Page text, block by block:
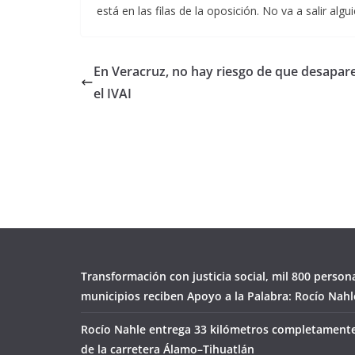
está en las filas de la oposición. No va a salir
En Veracruz, no hay riesgo de que
el IVAI
Transformación con justicia social, mil 800
municipios reciben Apoyo a la Palabra: Rocío
Rocío Nahle entrega 33 kilómetros
de la carretera Álamo–Tihuatlán